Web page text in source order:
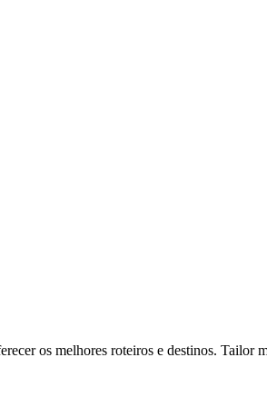
os melhores roteiros e destinos. Tailor